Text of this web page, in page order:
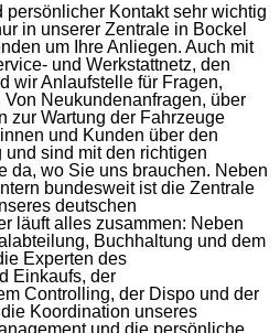
Kontakt sehr wichtig
in unserer Zentrale in Bockel
um Ihre Anliegen. Auch mit
und Werkstattnetz, den
wir Anlaufstelle für Fragen,
Neukundenanfragen, über
zur Wartung der Fahrzeuge
und Kunden über den
sind mit den richtigen
da, wo Sie uns brauchen. Neben
bundesweit ist die Zentrale
deutschen
läuft alles zusammen: Neben
Buchhaltung und dem
Experten des
Einkaufs, der
Controlling, der Dispo und der
Koordination unseres
und die persönliche